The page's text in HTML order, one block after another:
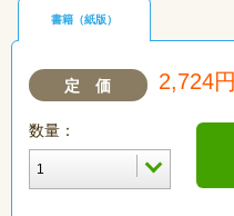
書籍（紙版）
定 価 2,724円
数量：